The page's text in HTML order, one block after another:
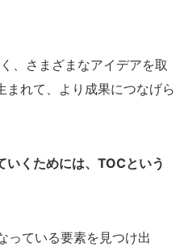
、さまざまなアイデアを取
まれて、より成果につなげら
いくためには、TOCという
っている要素を見つけ出